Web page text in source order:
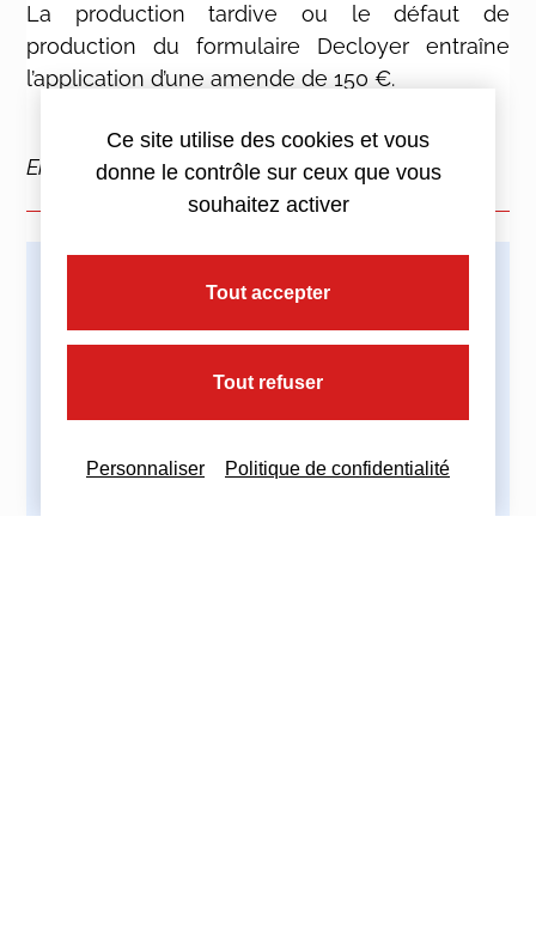
La production tardive ou le défaut de
production du formulaire Decloyer entraîne
l’application d’une amende de 150 €.
En savoir plus :Brochure d’information
Imprimez cette actualité
Ce site utilise des cookies et vous
donne le contrôle sur ceux que vous
souhaitez activer
Tout accepter
Tout refuser
Personnaliser Politique de confidentialité